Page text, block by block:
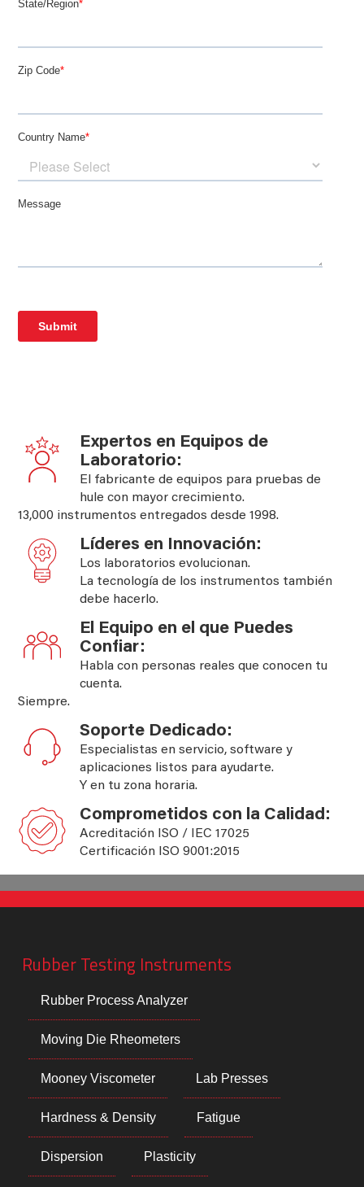
Expertos en Equipos de
Laboratorio:
El fabricante de equipos para pruebas de
hule con mayor crecimiento.
13,000 instrumentos entregados desde 1998.
Líderes en Innovación:
Los laboratorios evolucionan.
La tecnología de los instrumentos también
debe hacerlo.
El Equipo en el que Puedes
Confiar:
Habla con personas reales que conocen tu
cuenta.
Siempre.
Soporte Dedicado:
Especialistas en servicio, software y
aplicaciones listos para ayudarte.
Y en tu zona horaria.
Comprometidos con la Calidad:
Acreditación ISO / IEC 17025
Certificación ISO 9001:2015
Rubber Testing Instruments
Rubber Process Analyzer
Moving Die Rheometers
Mooney Viscometer Lab Presses
Hardness & Density Fatigue
Dispersion Plasticity